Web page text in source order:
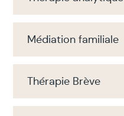
Médiation familiale
Thérapie Brève